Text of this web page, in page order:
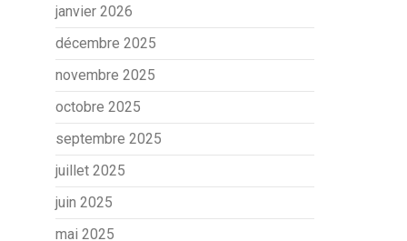
janvier 2026
décembre 2025
novembre 2025
octobre 2025
septembre 2025
juillet 2025
juin 2025
mai 2025